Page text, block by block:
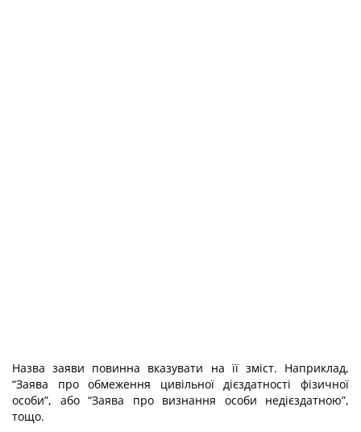
Назва заяви повинна вказувати на її зміст. Наприклад,
“Заява про обмеження цивільної дієздатності фізичної
особи”, або “Заява про визнання особи недієздатною”,
тощо.